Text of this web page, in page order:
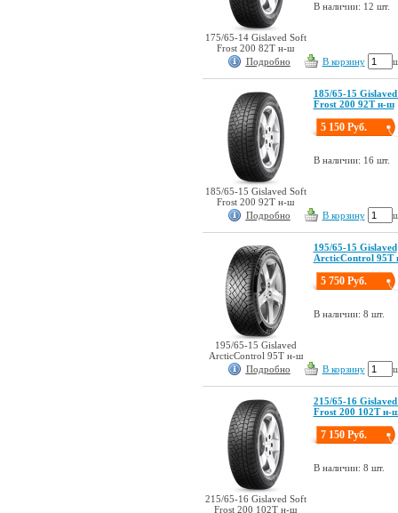
175/65-14 Gislaved Soft
Frost 200 82T н-ш
В наличии: 12 шт.
Подробно В корзину
185/65-15 Gislaved Soft
Frost 200 92T н-ш
185/65-15
Frost 200 92T н-ш
5 150 Руб.
В наличии: 16 шт.
Подробно В корзину
195/65-15 Gislaved
ArcticControl 95T н-ш
195/65-15 Gislaved
ArcticControl 95T
5 750 Руб.
В наличии: 8 шт.
Подробно В корзину
215/65-16 Gislaved Soft
Frost 200 102T н-ш
215/65-16
Frost 200 102T н-
7 150 Руб.
В наличии: 8 шт.